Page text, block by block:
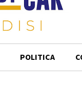
POLITICA